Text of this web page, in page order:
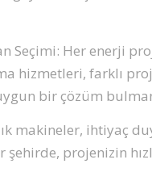
Seçimi: Her enerji
hizmetleri, farklı
bir çözüm
makineler, ihtiyaç
projenizin